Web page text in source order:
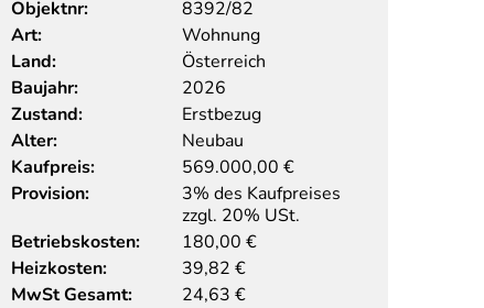
Objektnr:
8392/82
Art:
Wohnung
Land:
Österreich
Baujahr:
2026
Zustand:
Erstbezug
Alter:
Neubau
Kaufpreis:
569.000,00 €
Provision:
3% des Kaufpreises
zzgl. 20% USt.
Betriebskosten:
180,00 €
Heizkosten:
39,82 €
MwSt Gesamt:
24,63 €